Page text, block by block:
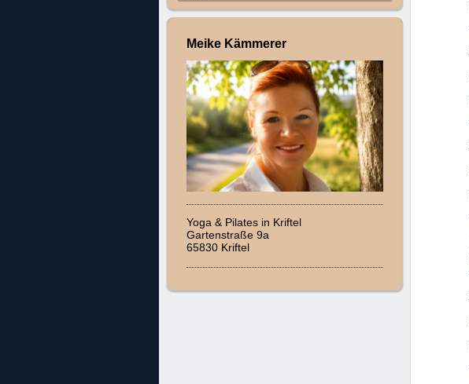
Meike Kämmerer
Yoga & Pilates in Kriftel
Gartenstraße 9a
65830 Kriftel